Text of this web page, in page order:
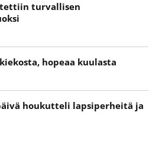
turvallisen
hopeaa kuulasta
houkutteli lapsiperheitä ja